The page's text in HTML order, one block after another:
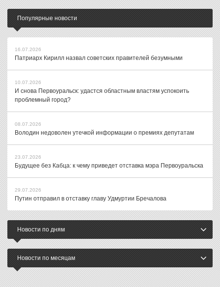
Популярные новости
16.07.2026
Патриарх Кирилл назвал советских правителей безумными
10.07.2026
И снова Первоуральск: удастся областным властям успокоить
проблемный город?
08.07.2026
Володин недоволен утечкой информации о премиях депутатам
23.07.2026
Будущее без Кабца: к чему приведет отставка мэра Первоуральска
29.07.2026
Путин отправил в отставку главу Удмуртии Бречалова
Новости по дням
Новости по месяцам